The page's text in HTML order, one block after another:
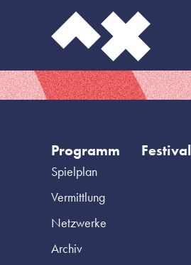
Programm
Spielplan
Vermittlung
Netzwerke
Archiv
Festival